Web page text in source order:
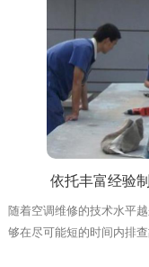
依托丰富经验
随着空调维修的技术水平
够在尽可能短的时间内排